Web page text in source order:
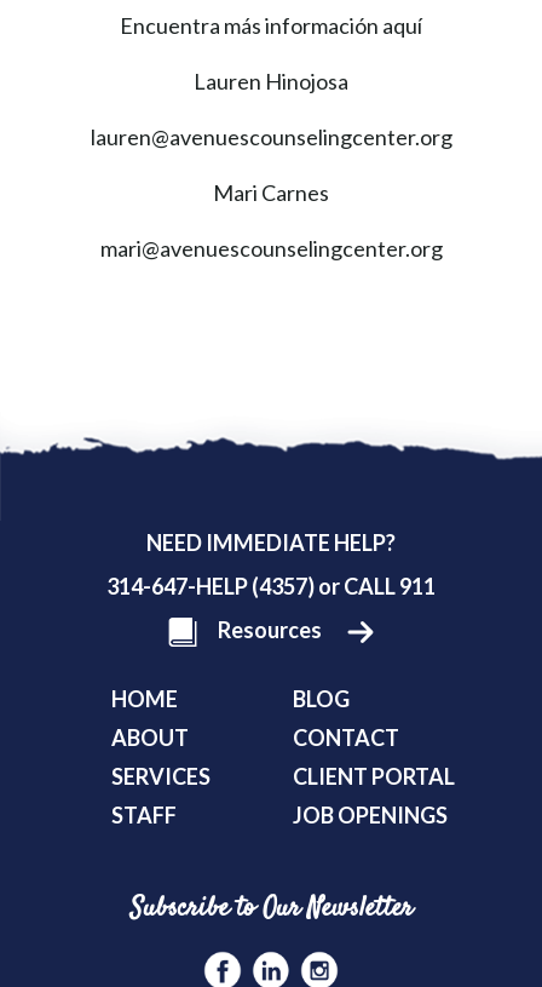
Encuentra más información aquí
Lauren Hinojosa
lauren@avenuescounselingcenter.org
Mari Carnes
mari@avenuescounselingcenter.org
NEED IMMEDIATE HELP?
314-647-HELP (4357) or CALL 911
Resources
HOME
ABOUT
SERVICES
STAFF
BLOG
CONTACT
CLIENT PORTAL
JOB OPENINGS
Subscribe to Our Newsletter